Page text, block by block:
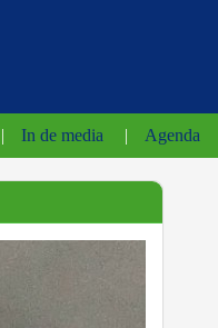
| In de media | Agenda